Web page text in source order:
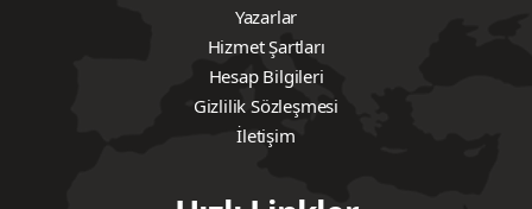
Yazarlar
Hizmet Şartları
Hesap Bilgileri
Gizlilik Sözleşmesi
İletişim